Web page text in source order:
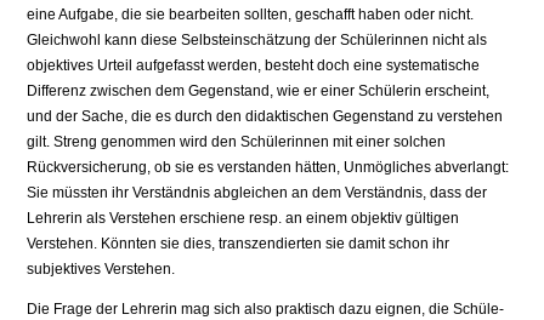
eine Aufgabe, die sie bearbeiten sollten, geschafft haben oder nicht.
Gleichwohl kann diese Selbst­einschätzung der Schülerinnen nicht als
objektives Urteil aufgefasst werden, besteht doch eine systematische
Differenz zwischen dem Gegenstand, wie er einer Schülerin erscheint,
und der Sache, die es durch den didaktischen Gegen­stand zu verstehen
gilt. Streng genommen wird den Schülerinnen mit einer sol­chen
Rückversicherung, ob sie es verstanden hätten, Unmögliches abverlangt:
Sie müssten ihr Verständnis abgleichen an dem Verständnis, dass der
Lehrerin als Verstehen erschiene resp. an einem objektiv gültigen
Verstehen. Könnten sie dies, transzendierten sie damit schon ihr
subjektives Verstehen.
Die Frage der Lehrerin mag sich also praktisch dazu eignen, die Schüle­